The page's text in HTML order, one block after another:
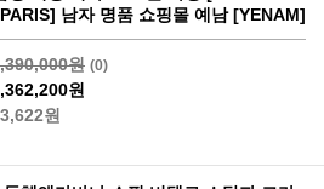
남자 명품 쇼핑몰 예남 [YENAM]
원 (0)
원
원